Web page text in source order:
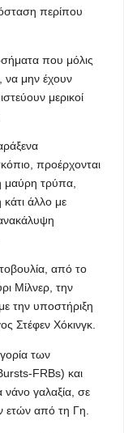
περίπου
που μόλις
μην έχουν
μερικοί
προέρχονται
μαύρη τρύπα,
άλλο με
από το
Μίλνερ, την
την υποστήριξη
Στέφεν Χόκινγκ.
των
FRBs) και
γαλαξία, σε
ετών από τη Γη.